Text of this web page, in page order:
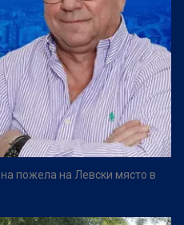
пожела на Левски място в